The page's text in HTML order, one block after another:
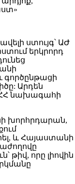
ստույգ՝ ԱԺ
երկրորդ
գործընթացի
Արդեն
ՀՀ նախագահի
խորհրդարան,
և Հայաստանի
թիվ, որը լիովին